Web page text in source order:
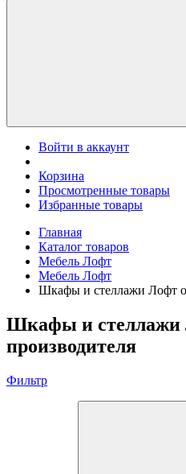
Войти в аккаунт
Корзина
Просмотренные товары
Избранные товары
Главная
Каталог товаров
Мебель Лофт
Мебель Лофт
Шкафы и стеллажи Лофт
Шкафы и стеллажи
производителя
Фильтр